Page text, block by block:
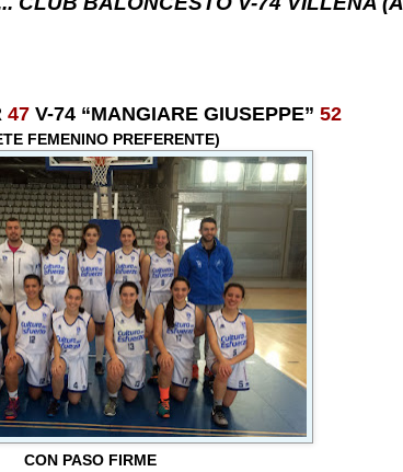
47 V-74 “MANGIARE GIUSEPPE” 52
FEMENINO PREFERENTE)
CON PASO FIRME